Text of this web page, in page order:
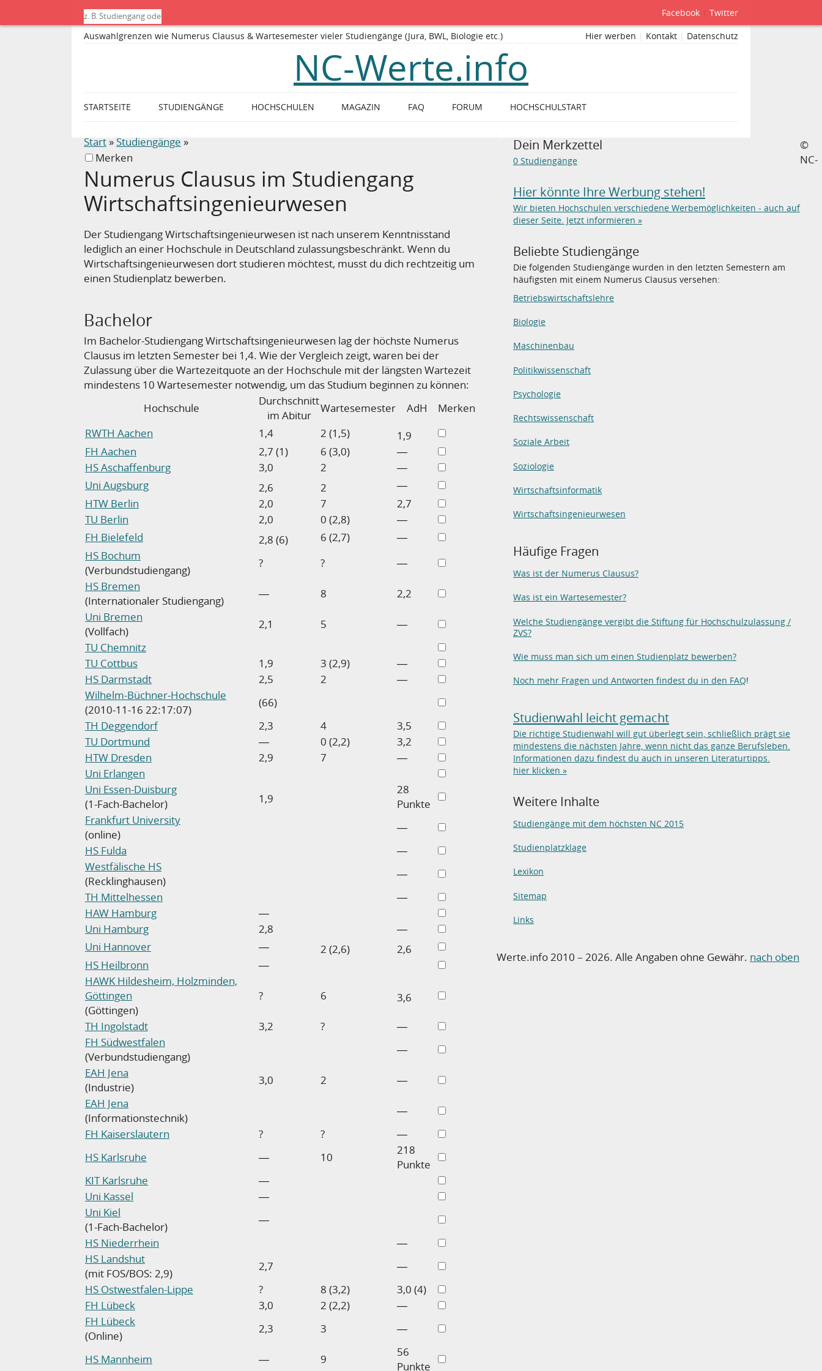
Start»Studiengänge »
Merken
Numerus Clausus im Studiengang
Wirtschaftsingenieurwesen
Der Studiengang Wirtschaftsingenieurwesen ist nach unserem Kenntnisstand
lediglich an einer Hochschule in Deutschland zulassungsbeschränkt. Wenn du
Wirtschaftsingenieurwesen dort studieren möchtest, musst du dich rechtzeitig um
einen Studienplatz bewerben.
Bachelor
Im Bachelor-Studiengang Wirtschaftsingenieurwesen lag der höchste Numerus
Clausus im letzten Semester bei 1,4. Wie der Vergleich zeigt, waren bei der
Zulassung über die Wartezeitquote an der Hochschule mit der längsten Wartezeit
mindestens 10 Wartesemester notwendig, um das Studium beginnen zu können:
Hochschule
Durchschnitt
im Abitur
Wartesemester AdH
Merken
RWTH Aachen
1,4 2 (1,5)
1,9
FH Aachen
2,7 (1) 6 (3,0)
―
HS Aschaffenburg
3,0 2
―
Uni Augsburg
2,6 2
―
HTW Berlin
2,0 7
2,7
TU Berlin
2,0 0 (2,8)
―
FH Bielefeld
2,8 (6) 6 (2,7)
―
HS Bochum
(Verbundstudiengang)
? ?
―
HS Bremen
(Internationaler Studiengang)
― 8
2,2
Uni Bremen
(Vollfach)
2,1 5
―
TU Chemnitz
TU Cottbus
1,9 3 (2,9)
―
HS Darmstadt
2,5 2
―
Wilhelm-Büchner-Hochschule
(2010-11-16 22:17:07)
(66)
TH Deggendorf
2,3 4
3,5
TU Dortmund
― 0 (2,2)
3,2
HTW Dresden
2,9 7
―
Uni Erlangen
Uni Essen-Duisburg
(1-Fach-Bachelor)
1,9
28
Punkte
Frankfurt University
(online)
―
HS Fulda
―
Westfälische HS
(Recklinghausen)
―
TH Mittelhessen
―
HAW Hamburg
―
Uni Hamburg
2,8
―
Uni Hannover
― 2 (2,6)
2,6
HS Heilbronn
―
HAWK Hildesheim, Holzminden,
Göttingen
(Göttingen)
? 6 3,6
TH Ingolstadt 3,2 ?
―
FH Südwestfalen
(Verbundstudiengang)
―
EAH Jena
(Industrie)
3,0 2
―
EAH Jena
(Informationstechnik)
―
FH Kaiserslautern
? ?
―
HS Karlsruhe
― 10
218
Punkte
KIT Karlsruhe
―
Uni Kassel
―
Uni Kiel
(1-Fach-Bachelor)
―
HS Niederrhein
―
HS Landshut
(mit FOS/BOS: 2,9)
2,7
―
HS Ostwestfalen-Lippe
? 8 (3,2)
3,0 (4)
FH Lübeck
3,0 2 (2,2)
―
FH Lübeck
(Online)
2,3 3 ―
HS Mannheim ― 9
56
Punkte
Dein Merkzettel
0 Studiengänge
Hier könnte Ihre Werbung stehen!
Wir bieten Hochschulen verschiedene Werbemöglichkeiten - auch auf
dieser Seite. Jetzt informieren »
Beliebte Studiengänge
Die folgenden Studiengänge wurden in den letzten Semestern am
häufigsten mit einem Numerus Clausus versehen:
Betriebswirtschaftslehre
Biologie
Maschinenbau
Politikwissenschaft
Psychologie
Rechtswissenschaft
Soziale Arbeit
Soziologie
Wirtschaftsinformatik
Wirtschaftsingenieurwesen
Häufige Fragen
Was ist der Numerus Clausus?
Was ist ein Wartesemester?
Welche Studiengänge vergibt die Stiftung für Hochschulzulassung /
ZVS?
Wie muss man sich um einen Studienplatz bewerben?
Noch mehr Fragen und Antworten findest du in den FAQ!
Studienwahl leicht gemacht
Die richtige Studienwahl will gut überlegt sein, schließlich prägt sie
mindestens die nächsten Jahre, wenn nicht das ganze Berufsleben.
Informationen dazu findest du auch in unseren Literaturtipps.
hier klicken »
Weitere Inhalte
Studiengänge mit dem höchsten NC 2015
Studienplatzklage
Lexikon
Sitemap
Links
©
NC-
Werte.info 2010 – 2026. Alle Angaben ohne Gewähr. nach oben
Facebook Twitter
Auswahlgrenzen wie Numerus Clausus & Wartesemester vieler Studiengänge (Jura, BWL, Biologie etc.) Hier werben Kontakt Datenschutz
NC-Werte.info
STARTSEITE STUDIENGÄNGE HOCHSCHULEN MAGAZIN FAQ FORUM HOCHSCHULSTART